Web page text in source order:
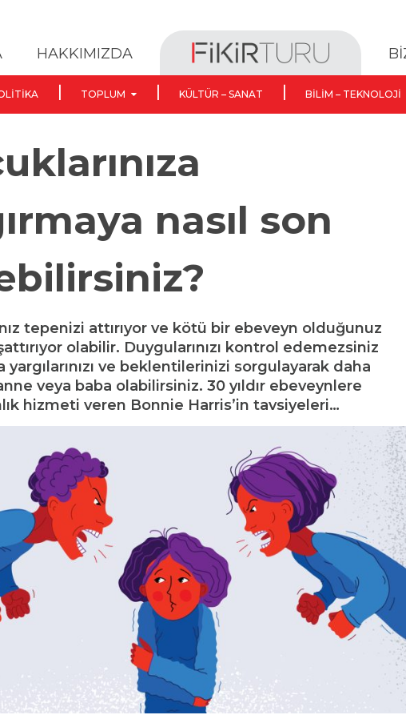
HAKKIMIZDA
TOPLUM KÜLTÜR – SANAT BILIM – TEKNOLOJI
nasıl son
tepenizi attırıyor ve kötü bir ebeveyn olduğunuz
olabilir. Duygularınızı kontrol edemezsiniz
yargılarınızı ve beklentilerinizi sorgulayarak daha
veya baba olabilirsiniz. 30 yıldır ebeveynlere
hizmeti veren Bonnie Harris’in tavsiyeleri…